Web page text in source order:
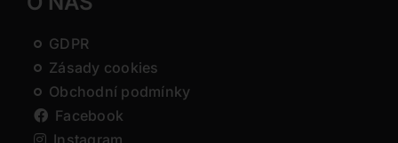
GDPR
Zásady cookies
Obchodní podmínky
Facebook